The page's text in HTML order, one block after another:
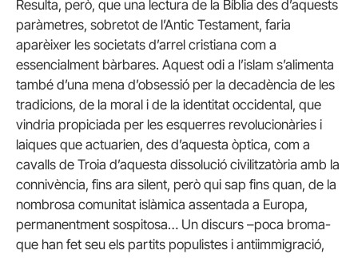
Resulta, però, que una lectura de la Bíblia des d’aquests
paràmetres, sobretot de l’Antic Testament, faria
aparèixer les societats d’arrel cristiana com a
essencialment bàrbares. Aquest odi a l’islam s’alimenta
també d’una mena d’obsessió per la decadència de les
tradicions, de la moral i de la identitat occidental, que
vindria propiciada per les esquerres revolucionàries i
laiques que actuarien, des d’aquesta òptica, com a
cavalls de Troia d’aquesta dissolució civilitzatòria amb la
connivència, fins ara silent, però qui sap fins quan, de la
nombrosa comunitat islàmica assentada a Europa,
permanentment sospitosa… Un discurs –poca broma-
que han fet seu els partits populistes i antiimmigració,